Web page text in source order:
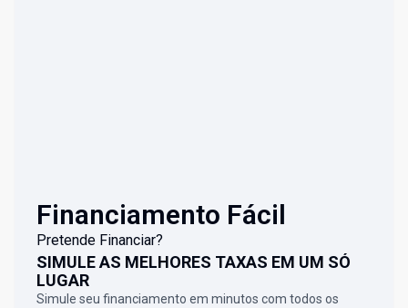
Financiamento Fácil
Pretende Financiar?
SIMULE AS MELHORES TAXAS EM UM SÓ
LUGAR
Simule seu financiamento em minutos com todos os